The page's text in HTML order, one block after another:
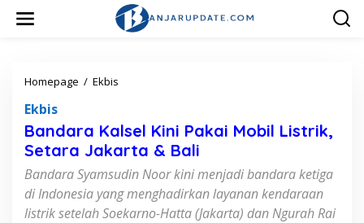
Homepage / Ekbis
d
a
r
a
K
a
l
Ekbis
Bandara Kalsel Kini Pakai Mobil Listrik,
Setara Jakarta & Bali
Bandara Syamsudin Noor kini menjadi bandara ketiga
di Indonesia yang menghadirkan layanan kendaraan
listrik setelah Soekarno-Hatta (Jakarta) dan Ngurah Rai